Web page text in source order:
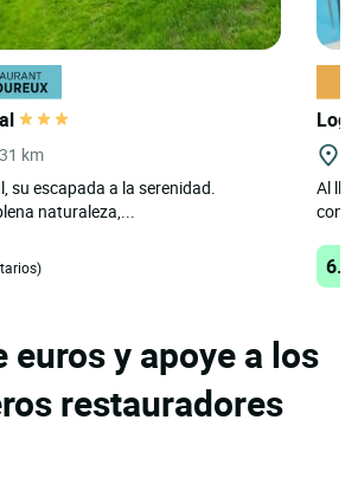
31 km
su escapada a la serenidad.
naturaleza,...
Al
con
euros y apoye a los
restauradores